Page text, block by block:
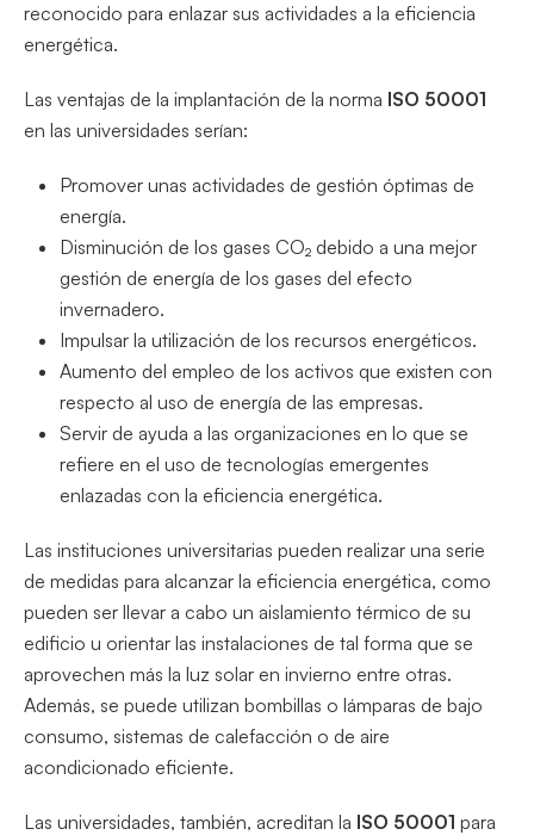
reconocido para enlazar sus actividades a la eficiencia
energética.
Las ventajas de la implantación de la norma ISO 50001
en las universidades serían:
Promover unas actividades de gestión óptimas de
energía.
Disminución de los gases CO₂ debido a una mejor
gestión de energía de los gases del efecto
invernadero.
Impulsar la utilización de los recursos energéticos.
Aumento del empleo de los activos que existen con
respecto al uso de energía de las empresas.
Servir de ayuda a las organizaciones en lo que se
refiere en el uso de tecnologías emergentes
enlazadas con la eficiencia energética.
Las instituciones universitarias pueden realizar una serie
de medidas para alcanzar la eficiencia energética, como
pueden ser llevar a cabo un aislamiento térmico de su
edificio u orientar las instalaciones de tal forma que se
aprovechen más la luz solar en invierno entre otras.
Además, se puede utilizan bombillas o lámparas de bajo
consumo, sistemas de calefacción o de aire
acondicionado eficiente.
Las universidades, también, acreditan la ISO 50001 para